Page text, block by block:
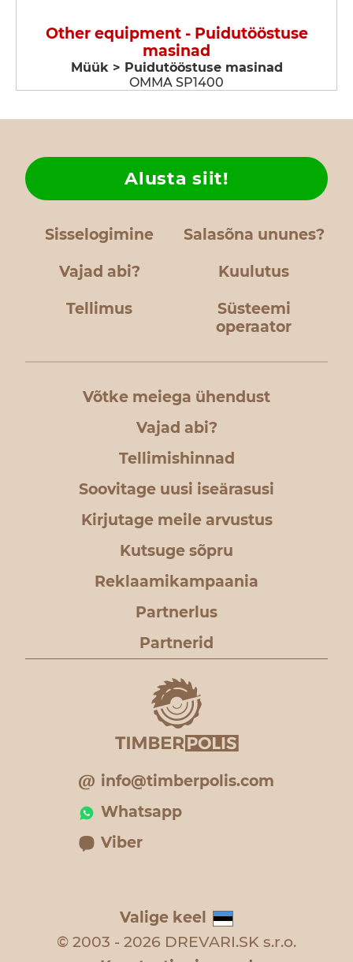
Other equipment - Puidutööstuse
masinad
Müük > Puidutööstuse masinad
OMMA SP1400
Sisselogimine Salasõna ununes?
Vajad abi?
Alusta siit!
Kuulutus
Tellimus
Süsteemi
operaator
Võtke meiega ühendust
Vajad abi?
Tellimishinnad
Soovitage uusi iseärasusi
Kirjutage meile arvustus
Kutsuge sõpru
Reklaamikampaania
Partnerlus
Partnerid
info@timberpolis.com
Whatsapp
Viber
Valige keel
© 2003 - 2026 DREVARI.SK s.r.o.